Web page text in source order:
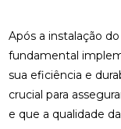
Após a instalação
fundamental
sua eficiência e
crucial para
e que a qualidade